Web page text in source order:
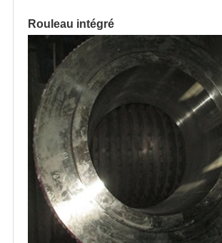
Rouleau intégré